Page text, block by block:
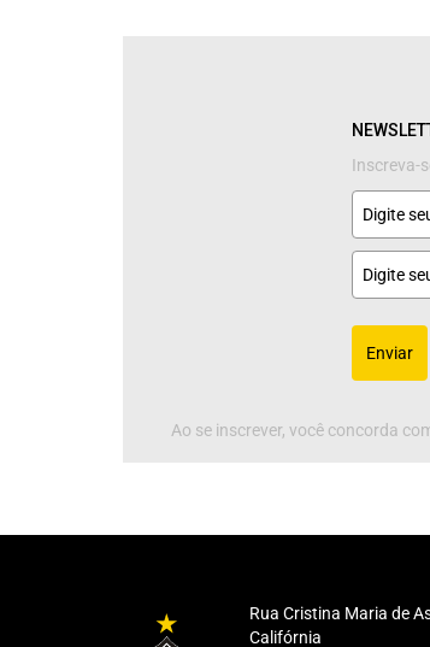
Inscreva-
Enviar
Ao se inscrever, você concorda
Rua Cristina Maria de
Califórnia